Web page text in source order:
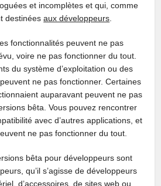
et incomplètes et qui, comme
destinéesaux développeurs.
fonctionnalités peuvent ne pas
voire ne pas fonctionner du tout.
du système d’exploitation ou des
ne pas fonctionner. Certaines
auparavant peuvent ne pas
bêta. Vous pouvez rencontrer
avec d’autres applications, et
ne pas fonctionner du tout.
bêta pour développeurs sont
qu’il s’agisse de développeurs
d’accessoires, de sites web ou